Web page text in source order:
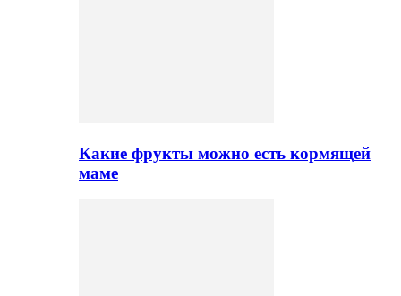
Какие фрукты можно есть кормящей
маме